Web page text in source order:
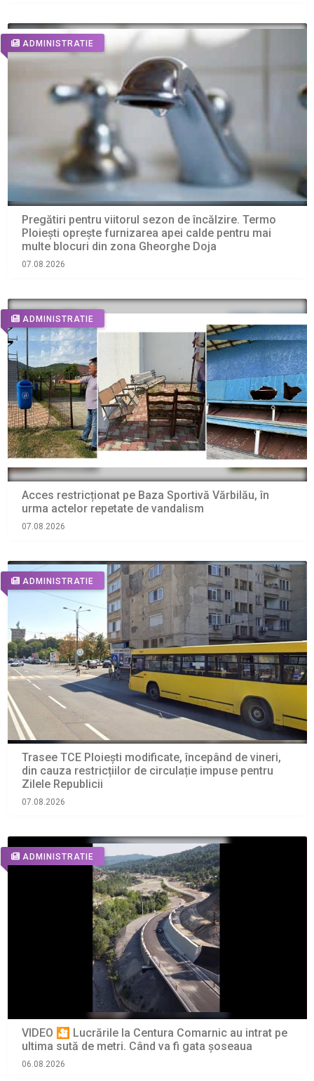
ADMINISTRATIE
Pregătiri pentru viitorul sezon de încălzire. Termo
Ploiești oprește furnizarea apei calde pentru mai
multe blocuri din zona Gheorghe Doja
07.08.2026
ADMINISTRATIE
Acces restricționat pe Baza Sportivă Vărbilău, în
urma actelor repetate de vandalism
07.08.2026
ADMINISTRATIE
Trasee TCE Ploiești modificate, începând de vineri,
din cauza restricțiilor de circulație impuse pentru
Zilele Republicii
07.08.2026
ADMINISTRATIE
VIDEO 🎦 Lucrările la Centura Comarnic au intrat pe
ultima sută de metri. Când va fi gata șoseaua
06.08.2026